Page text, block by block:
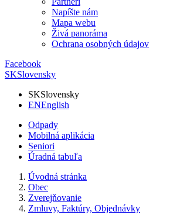
Napíšte nám
Mapa webu
Živá panoráma
Ochrana osobných údajov
Facebook
SKSlovensky
SKSlovensky
ENEnglish
Odpady
Mobilná aplikácia
Seniori
Úradná tabuľa
Úvodná stránka
Obec
Zverejňovanie
Zmluvy, Faktúry, Objednávky